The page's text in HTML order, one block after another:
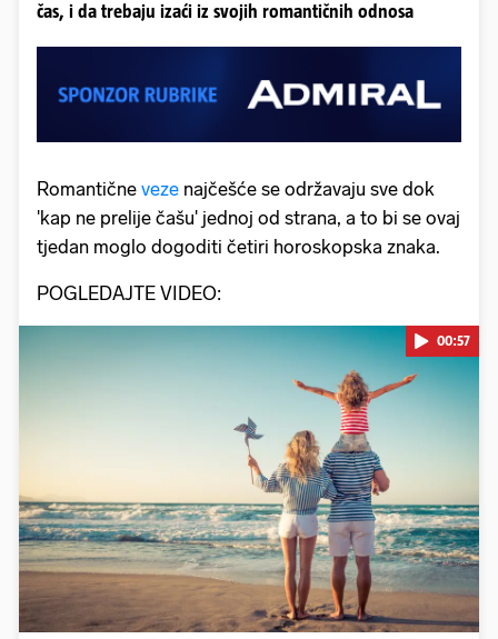
čas, i da trebaju izaći iz svojih romantičnih odnosa
Romantične veze najčešće se održavaju sve dok
'kap ne prelije čašu' jednoj od strana, a to bi se ovaj
tjedan moglo dogoditi četiri horoskopska znaka.
POGLEDAJTE VIDEO:
Pokretanje videa...
00:57